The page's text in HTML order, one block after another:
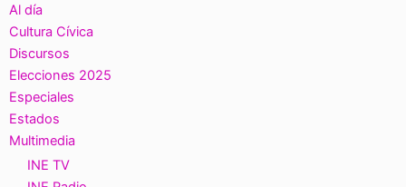
Al día
Cultura Cívica
Discursos
Elecciones 2025
Especiales
Estados
Multimedia
INE TV